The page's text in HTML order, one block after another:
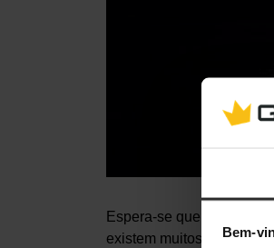
Bem-
Espera-se que estas
existem muitos dados